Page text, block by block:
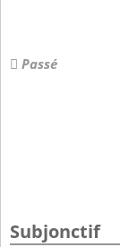
Passé
Subjonctif